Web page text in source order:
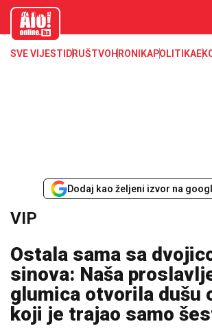
aloonline.b
SVE VIJESTI DRUŠTVOHRONIKAPOLITIKA
Dodaj kao željeni izvor na
VIP
Ostala sama sa
sinova: Naša
glumica otvorila dušu
koji je trajao samo